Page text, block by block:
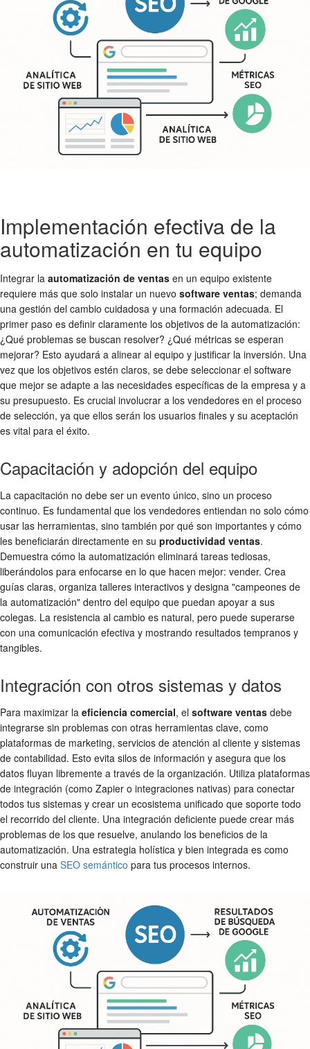
Implementación efectiva de la
automatización en tu equipo
Integrar la automatización de ventas en un equipo existente
requiere más que solo instalar un nuevo software ventas; demanda
una gestión del cambio cuidadosa y una formación adecuada. El
primer paso es definir claramente los objetivos de la automatización:
¿Qué problemas se buscan resolver? ¿Qué métricas se esperan
mejorar? Esto ayudará a alinear al equipo y justificar la inversión. Una
vez que los objetivos estén claros, se debe seleccionar el software
que mejor se adapte a las necesidades específicas de la empresa y a
su presupuesto. Es crucial involucrar a los vendedores en el proceso
de selección, ya que ellos serán los usuarios finales y su aceptación
es vital para el éxito.
Capacitación y adopción del equipo
La capacitación no debe ser un evento único, sino un proceso
continuo. Es fundamental que los vendedores entiendan no solo cómo
usar las herramientas, sino también por qué son importantes y cómo
les beneficiarán directamente en su productividad ventas.
Demuestra cómo la automatización eliminará tareas tediosas,
liberándolos para enfocarse en lo que hacen mejor: vender. Crea
guías claras, organiza talleres interactivos y designa "campeones de
la automatización" dentro del equipo que puedan apoyar a sus
colegas. La resistencia al cambio es natural, pero puede superarse
con una comunicación efectiva y mostrando resultados tempranos y
tangibles.
Integración con otros sistemas y datos
Para maximizar la eficiencia comercial, el software ventas debe
integrarse sin problemas con otras herramientas clave, como
plataformas de marketing, servicios de atención al cliente y sistemas
de contabilidad. Esto evita silos de información y asegura que los
datos fluyan libremente a través de la organización. Utiliza plataformas
de integración (como Zapier o integraciones nativas) para conectar
todos tus sistemas y crear un ecosistema unificado que soporte todo
el recorrido del cliente. Una integración deficiente puede crear más
problemas de los que resuelve, anulando los beneficios de la
automatización. Una estrategia holística y bien integrada es como
construir una SEO semántico para tus procesos internos.